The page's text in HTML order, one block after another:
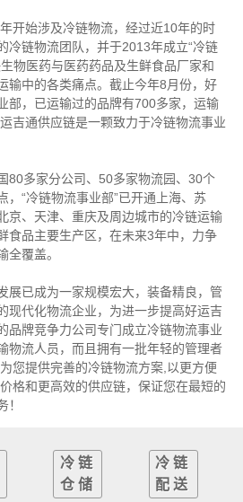
开始涉及冷链物流，经过近10年的时
冷链物流团队，并于2013年成立“冷链
物医药与医药药品及生鲜食品厂家和
输中的各类痛点。截止今年8月份，好
部，已运输过的品牌有700多家，运输
吉通供应链是一颗致力于冷链物流事业
80多家分公司、50多家物流园、30个
，“冷链物流事业部”已开通上海、苏
京、天津、重庆及周边城市的冷链运输
食品主要生产区，在未来3年中，力争
全覆盖。
展已成为一家规模宏大，装备精良，管
现代化物流企业，为进一步提高好运吉
品牌竞争力公司专门成立冷链物流事业
物流人员，而且拥有一批年轻的管理者
您提供完善的冷链物流方案,以更方便
格和更高效的供应链，保证您在最短的
！
冷链
仓储
冷链
配送